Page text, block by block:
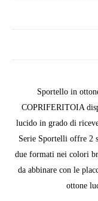
Sportello in
COPRIFERITOIA
lucido in grado di
Serie Sportelli offre 2
due formati nei colori
da abbinare con le
ottone